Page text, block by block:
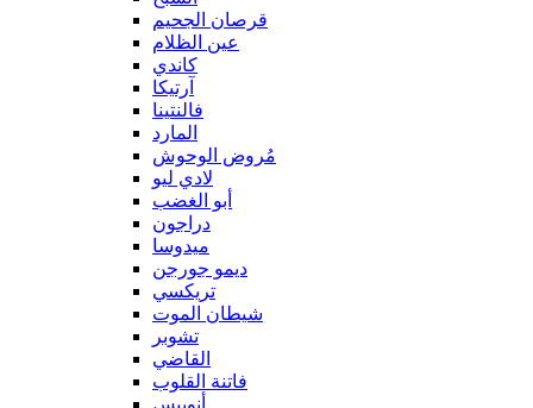
قرصان الجحيم
عين الظلام
كاندي
آرتيكا
فالنتينا
المارد
مُروض الوحوش
لادي ليو
أبو الغضب
دراجون
ميدوسا
ديمو جورجن
تريكسي
شيطان الموت
تشوبر
القاضي
فاتنة القلوب